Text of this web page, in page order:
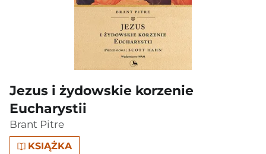
Jezus i żydowskie korzenie
Eucharystii
Brant Pitre
KSIĄŻKA